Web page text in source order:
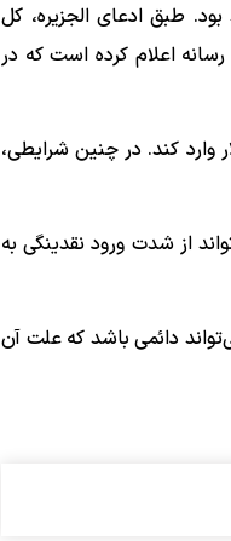
طبق ادعای الجزیره، کل
می‌شود. البته همین رسانه اعلام کرده است که در
وارد کند. در چنین شرایطی،
از شدت ورود نقدینگی به
و دلار نمی‌تواند دائمی باشد که علت آن